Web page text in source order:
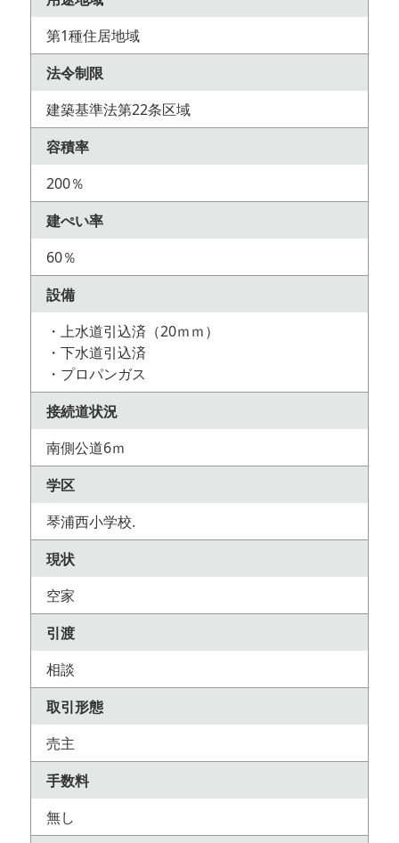
第1種住居地域
法令制限
建築基準法第22条区域
容積率
200％
建ぺい率
60％
設備
・上水道引込済（20ｍｍ）
・下水道引込済
・プロパンガス
接続道状況
南側公道6ｍ
学区
琴浦西小学校.
現状
空家
引渡
相談
取引形態
売主
手数料
無し